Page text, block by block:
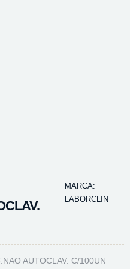
MARCA:
LABORCLIN
AUTOCLAV. C/100UN